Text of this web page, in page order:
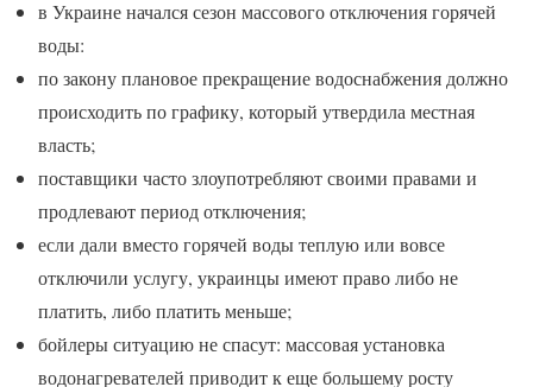
в Украине начался сезон массового отключения горячей
воды:
по закону плановое прекращение водоснабжения должно
происходить по графику, который утвердила местная
власть;
поставщики часто злоупотребляют своими правами и
продлевают период отключения;
если дали вместо горячей воды теплую или вовсе
отключили услугу, украинцы имеют право либо не
платить, либо платить меньше;
бойлеры ситуацию не спасут: массовая установка
водонагревателей приводит к еще большему росту